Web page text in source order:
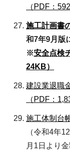
（PDF：
施工計画書
和7年9月版
※安全点検
24KB）
建設業退職
（PDF：
施工体制台
（令和4年
月1日より